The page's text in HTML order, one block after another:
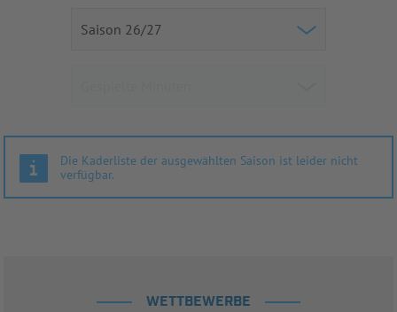
Die Kaderliste der ausgewählten Saison ist leider nicht
verfügbar.
WETTBEWERBE